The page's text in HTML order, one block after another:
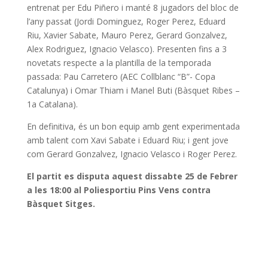
entrenat per Edu Piñero i manté 8 jugadors del bloc de
l’any passat (Jordi Dominguez, Roger Perez, Eduard
Riu, Xavier Sabate, Mauro Perez, Gerard Gonzalvez,
Alex Rodriguez, Ignacio Velasco). Presenten fins a 3
novetats respecte a la plantilla de la temporada
passada: Pau Carretero (AEC Collblanc “B”- Copa
Catalunya) i Omar Thiam i Manel Buti (Bàsquet Ribes –
1a Catalana).
En definitiva, és un bon equip amb gent experimentada
amb talent com Xavi Sabate i Eduard Riu; i gent jove
com Gerard Gonzalvez, Ignacio Velasco i Roger Perez.
El partit es disputa aquest dissabte 25 de Febrer
a les 18:00 al Poliesportiu Pins Vens contra
Bàsquet Sitges.